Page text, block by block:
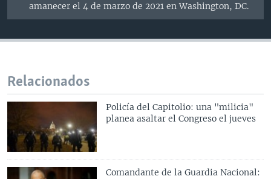
amanecer el 4 de marzo de 2021 en Washington, DC.
Relacionados
Policía del Capitolio: una "milicia"
planea asaltar el Congreso el jueves
Comandante de la Guardia Nacional: